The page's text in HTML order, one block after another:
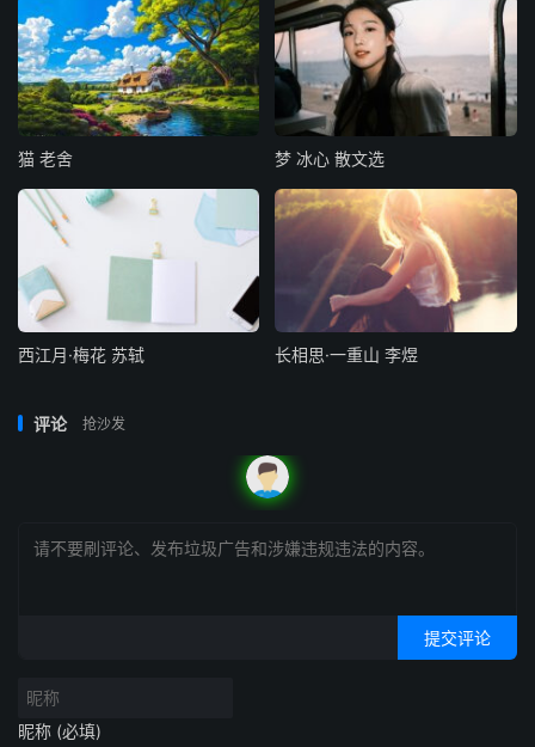
闺的寂寞，以牵牛星与织女星的“限河梁”来表现思妇的哀
怒，都获得了很好的艺术效果。
诗歌在描述思妇的内心活动时，笔法极尽曲折之妙。 比
如， 先是写丈夫“思归恋故乡”；继而设想他为何“淹留寄他
方”，迟迟不归；再转为写自己“忧来思君不敢忘”，整日里在
相思中过活；苦闷极了，想借琴歌排遣，却又“短歌微吟不
能长”，只好望月兴叹了。如此娓娓叙来，几经掩抑往复，
写出了这位女子内心不绝如缕的柔情。
这首诗仿柏梁体，句句用韵，于平线的节奏中见摇曳之态。
王夫之称此诗“倾情，倾度，倾声，古今无两”，虽是溢美之
大影响
府题目，属于《相和歌》中的《平调曲》，它和《齐讴
自地区音乐特点的曲调。燕（Yān）是西周以至春秋战国时
期的诸侯国名，辖地约当今北京市以及河北北部、辽宁西南
部等一带地区。这里是汉族和北部少数民族接界的地带，秦
汉以来经常发生战争，因此历年统治者都要派重兵到这里戍
猫 老舍 梦 冰心 散文选
西江月·梅花 苏轼 长相思·一重山 李煜
评论 抢沙发
提交评论
昵称 (必填)